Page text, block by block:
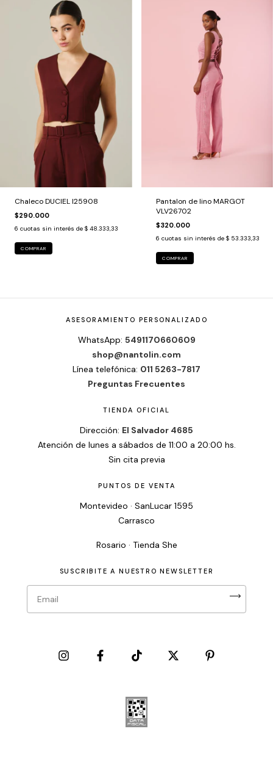
Chaleco DUCIEL I25908
$290.000
6 cuotas sin interés de $ 48.333,33
COMPRAR
Pantalon de lino MARGOT
VLV26702
$320.000
6 cuotas sin interés de $ 53.333,33
COMPRAR
ASESORAMIENTO PERSONALIZADO
WhatsApp: 5491170660609
shop@nantolin.com
Línea telefónica: 011 5263-7817
Preguntas Frecuentes
TIENDA OFICIAL
Dirección: El Salvador 4685
Atención de lunes a sábados de 11:00 a 20:00 hs.
Sin cita previa
PUNTOS DE VENTA
Montevideo · SanLucar 1595
Carrasco
Rosario · Tienda She
SUSCRIBITE A NUESTRO NEWSLETTER